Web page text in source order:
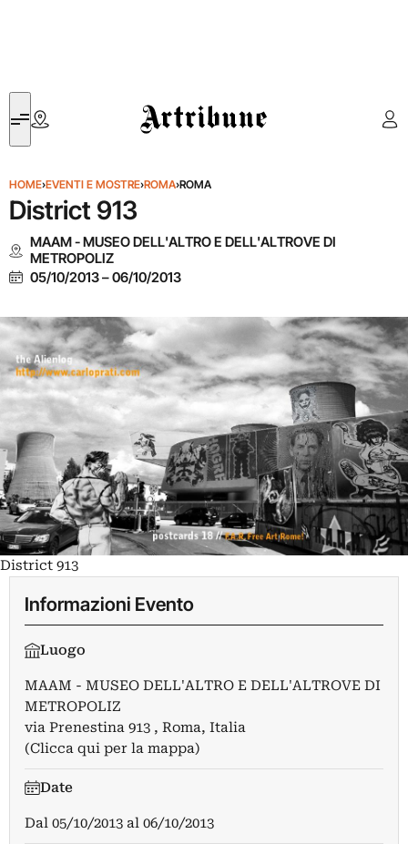
Artribune
HOME›EVENTI E MOSTRE›ROMA›ROMA
District 913
MAAM - MUSEO DELL'ALTRO E DELL'ALTROVE DI
METROPOLIZ
05/10/2013–06/10/2013
District 913
Informazioni Evento
Luogo
MAAM - MUSEO DELL'ALTRO E DELL'ALTROVE DI
METROPOLIZ
via Prenestina 913 , Roma, Italia
(Clicca qui per la mappa)
Date
Dal 05/10/2013 al 06/10/2013